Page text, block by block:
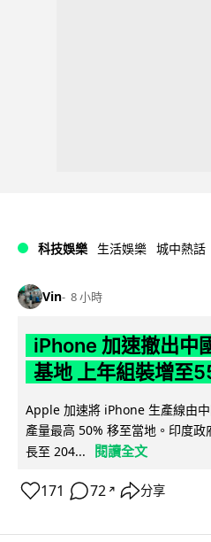
科技娛樂 生活娛樂 城中熱話
Vin 8 小時
iPhone 加速撤出中
基地 上年組裝增至
Apple 加速將 iPhone 生產線由
產量最高 50% 移至當地。印度
長至 204...
閱讀全文
171 72 ↗ 分享